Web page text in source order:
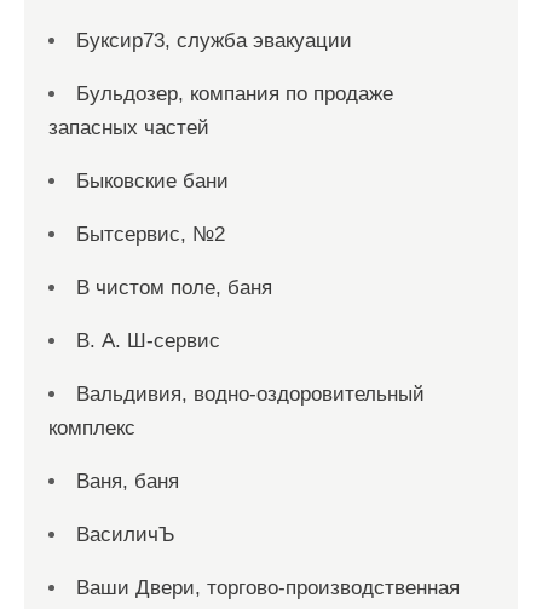
Буксир73, служба эвакуации
Бульдозер, компания по продаже
запасных частей
Быковские бани
Бытсервис, №2
В чистом поле, баня
В. А. Ш-сервис
Вальдивия, водно-оздоровительный
комплекс
Ваня, баня
ВасиличЪ
Ваши Двери, торгово-производственная